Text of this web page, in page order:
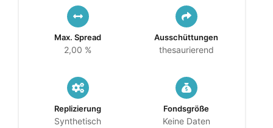
Max. Spread
2,00 %
Ausschüttungen
thesaurierend
Replizierung
Synthetisch
Fondsgröße
Keine Daten